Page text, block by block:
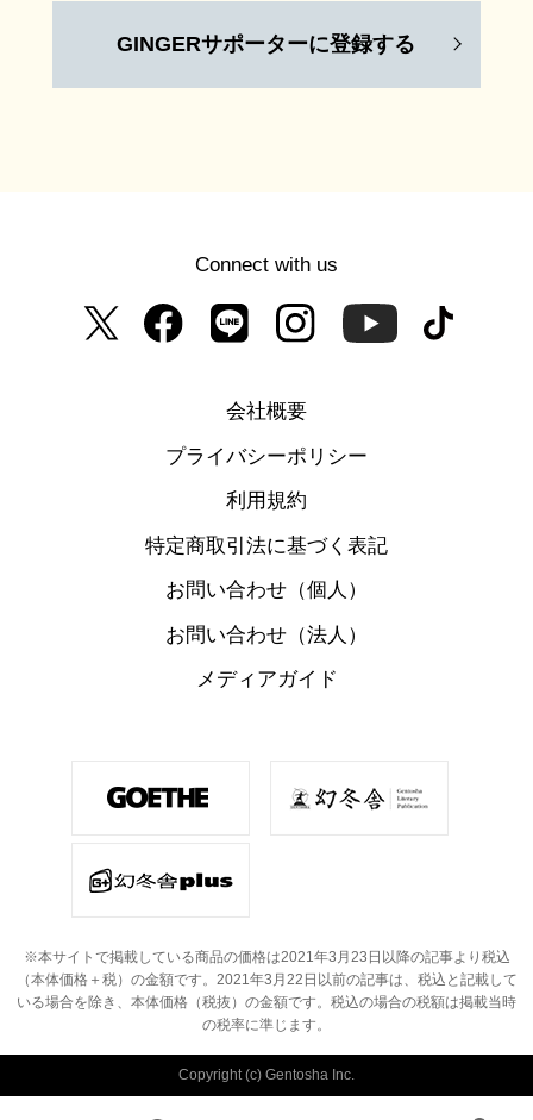
GINGERサポーターに登録する
Connect with us
会社概要
プライバシーポリシー
利用規約
特定商取引法に基づく表記
お問い合わせ（個人）
お問い合わせ（法人）
メディアガイド
※本サイトで掲載している商品の価格は2021年3月23日以降の記事より税込
（本体価格＋税）の金額です。
2021年3月22日以前の記事は、税込と記載して
いる場合を除き、本体価格（税抜）の金額です。 税込の場合の税額は掲載当時
の税率に準じます。
Copyright (c) Gentosha Inc.